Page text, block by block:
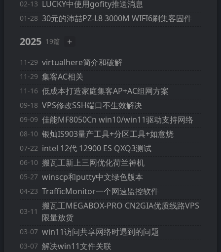
02-13 LUCKY中使用gofity推送消息
01-28 30元的沛喆PZ-L8 3000M WIFI6刷集客固件
2025 19篇 +
11-29 virtualhere简介和破解
11-29 集客AC相关
11-16 低成本打造家庭集客AP+AC组网方案
09-18 VPS修改SSH端口不生效解决
09-09 佳能MF8050Cn win10/win11驱动支持网络
08-10 银灿IS903量产工具+分区工具+如意烧
07-22 intel 12代 12900 ES QXQ3测试
06-10 搬瓦工新上三网优化荷兰神机
05-27 winscp和putty中文绿色版本
04-23 TrafficMonitor一个网速监控软件
03-11
搬瓦工MEGABOX-PRO CN2GIA优质线路VPS
限量放货
03-07 win11访问共享网络时遇到的问题
03-07 解决win11文件关联